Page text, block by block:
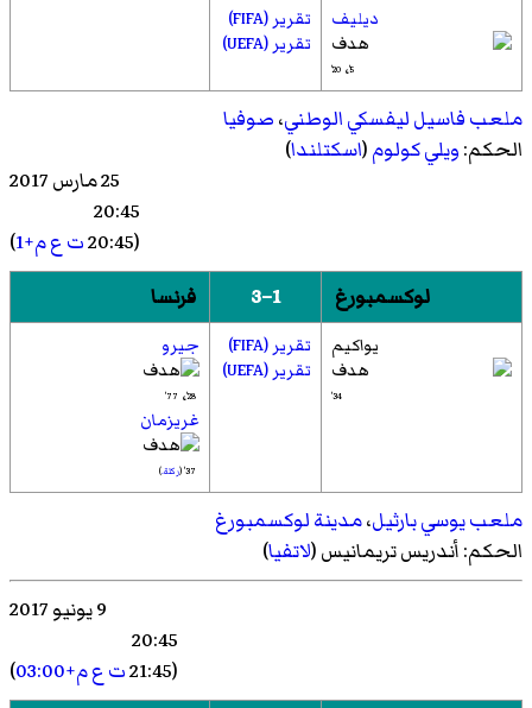
ديليف
5'، 20'
تقرير (FIFA)
تقرير (UEFA)
ملعب فاسيل ليفسكي الوطني،صوفيا
الحكم:ويلي كولوم(اسكتلندا)
25 مارس 2017
20:45
(20:45
ت ع م+1 )
لوكسمبورغ
1–3 فرنسا
يواكيم
34'
تقرير (FIFA)
تقرير (UEFA)
جيرو
28'، 77'
غريزمان
37' ( ركلة.)
ملعب يوسي بارثيل،مدينة لوكسمبورغ
الحكم:أندريس تريمانيس(لاتفيا)
9 يونيو 2017
20:45
(21:45
ت ع م+03:00
)